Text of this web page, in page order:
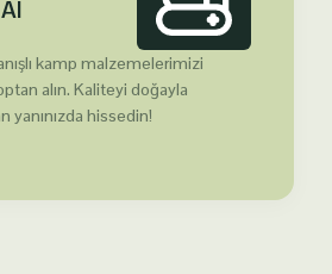
kamp malzemelerimizi
alın. Kaliteyi doğayla
yanınızda hissedin!